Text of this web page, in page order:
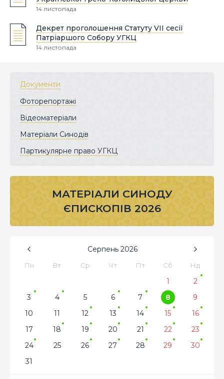
14 листопада
Декрет проголошення Статуту VII сесії
Патріаршого Собору УГКЦ
14 листопада
Документи
Фоторепортажі
Відеоматеріали
Матеріали Синодів
Партикулярне право УГКЦ
МАТЕРІАЛИ СИНОДУ
ЄПИСКОПІВ 2026
Серпень 2026
Пн Вт Ср Чт Пт Сб Нд
1
2
3
4 5 6 7 8
9
10
11 12 13 14 15
16
17
18 19 20 21 22
23
24
25 26 27 28 29
30
31